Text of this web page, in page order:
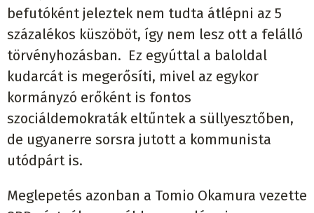
befutóként jeleztek nem tudta átlépni az 5
százalékos küszöböt, így nem lesz ott a felálló
törvényhozásban. Ez egyúttal a baloldal
kudarcát is megerősíti, mivel az egykor
kormányzó erőként is fontos
szociáldemokraták eltűntek a süllyesztőben,
de ugyanerre sorsra jutott a kommunista
utódpárt is.
Meglepetés azonban a Tomio Okamura vezette